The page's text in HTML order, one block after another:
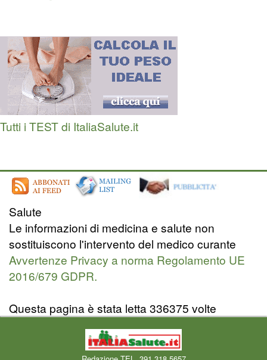
Tutti i TEST di ItaliaSalute.it
Salute
Le informazioni di medicina e salute non
sostituiscono l'intervento del medico curante
Avvertenze Privacy a norma Regolamento UE
2016/679 GDPR.
Questa pagina è stata letta 336375 volte